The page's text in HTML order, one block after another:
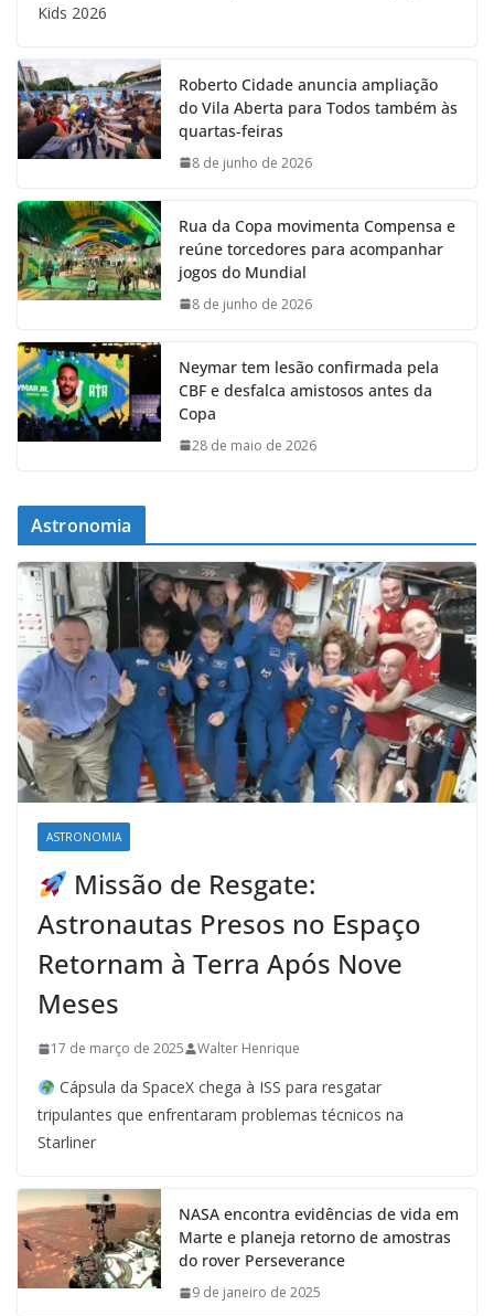
Kids 2026
Roberto Cidade anuncia ampliação
do Vila Aberta para Todos também às
quartas-feiras
8 de junho de 2026
Rua da Copa movimenta Compensa e
reúne torcedores para acompanhar
jogos do Mundial
8 de junho de 2026
Neymar tem lesão confirmada pela
CBF e desfalca amistosos antes da
Copa
28 de maio de 2026
Astronomia
ASTRONOMIA
Missão de Resgate:
Astronautas Presos no Espaço
Retornam à Terra Após Nove
Meses
17 de março de 2025 Walter Henrique
Cápsula da SpaceX chega à ISS para resgatar
tripulantes que enfrentaram problemas técnicos na
Starliner
NASA encontra evidências de vida em
Marte e planeja retorno de amostras
do rover Perseverance
9 de janeiro de 2025